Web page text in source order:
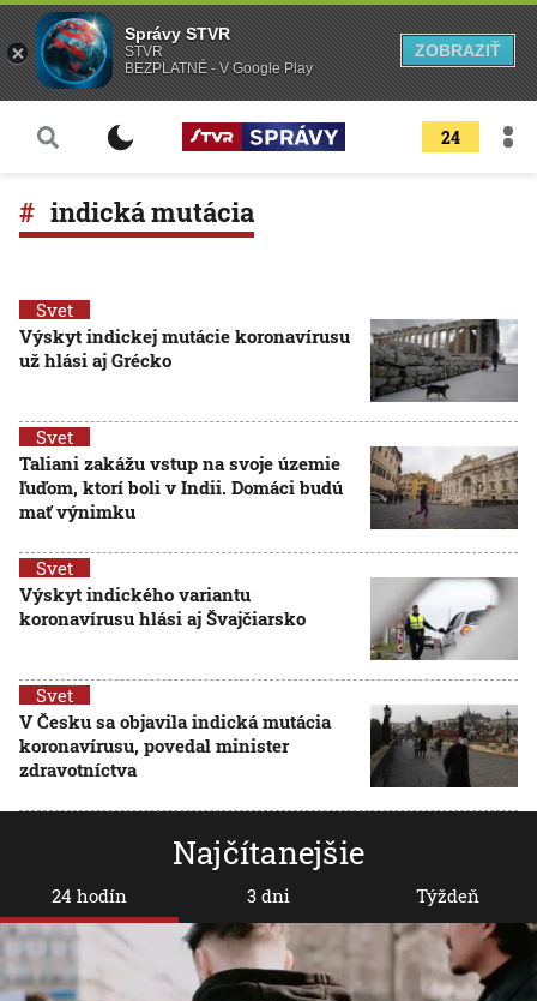
24
indická mutácia
Svet
Výskyt indickej mutácie koronavírusu
už hlási aj Grécko
Svet
Taliani zakážu vstup na svoje územie
ľuďom, ktorí boli v Indii. Domáci budú
mať výnimku
Svet
Výskyt indického variantu
koronavírusu hlási aj Švajčiarsko
Svet
V Česku sa objavila indická mutácia
koronavírusu, povedal minister
zdravotníctva
Najčítanejšie
24 hodín 3 dni Týždeň
Správy STVR
STVR
BEZPLATNÉ - V Google Play
ZOBRAZIŤ